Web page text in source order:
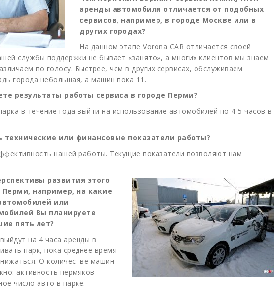
аренды автомобиля отличается от подобных
сервисов, например, в городе Москве или в
других городах?
На данном этапе Vorona CAR отличается своей
службы поддержки не бывает «занято», а многих клиентов мы знаем
по голосу. Быстрее, чем в других сервисах, обслуживаем
города небольшая, а машин пока 11.
результаты работы сервиса в городе Перми?
в течение года выйти на использование автомобилей по 4-5 часов в
технические или финансовые показатели работы?
нашей работы. Текущие показатели позволяют нам
развития этого
Перми, например, на какие
или
Вы планируете
пять лет?
на 4 часа аренды в
парк, пока среднее время
О количестве машин
активность пермяков
число авто в парке.